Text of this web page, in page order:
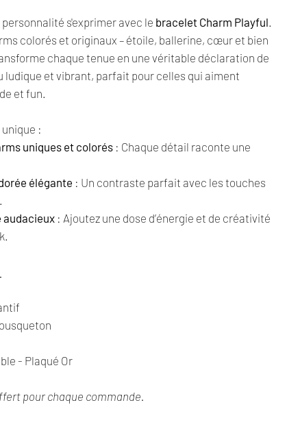
s'exprimer avec le bracelet Charm Playful.
colorés et originaux – étoile, ballerine, cœur et bien
chaque tenue en une véritable déclaration de
ludique et vibrant, parfait pour celles qui aiment
et fun.
unique :
uniques et colorés : Chaque détail raconte une
élégante : Un contraste parfait avec les touches
audacieux : Ajoutez une dose d’énergie et de créativité
- Plaqué Or
pour chaque commande.